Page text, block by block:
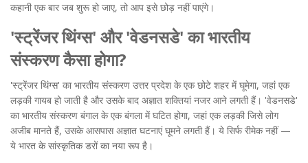
कहानी एक बार जब शुरू हो जाए, तो आप इसे छोड़ नहीं पाएंगे।
'स्ट्रेंजर थिंग्स' और 'वेडनसडे' का भारतीय
संस्करण कैसा होगा?
'स्ट्रेंजर थिंग्स' का भारतीय संस्करण उत्तर प्रदेश के एक छोटे शहर में घूमेगा, जहां एक
लड़की गायब हो जाती है और उसके बाद अज्ञात शक्तियां नजर आने लगती हैं। 'वेडनसडे'
का भारतीय संस्करण बंगाल के एक बंगला में घटित होगा, जहां एक लड़की जिसे लोग
अजीब मानते हैं, उसके आसपास अज्ञात घटनाएं घूमने लगती हैं। ये सिर्फ रीमेक नहीं —
ये भारत के सांस्कृतिक डरों का नया रूप है।